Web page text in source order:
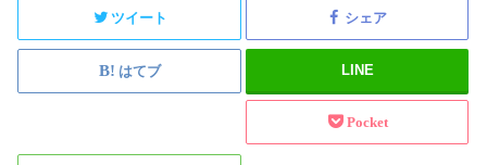
ツイート シェア
はてブ LINE
Pocket